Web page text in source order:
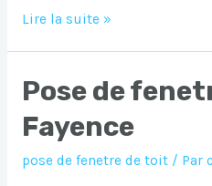
Pose
de
toit
Fayence
Lire la suite »
Pose de
Fayence
pose de fenetre de toit/ Par